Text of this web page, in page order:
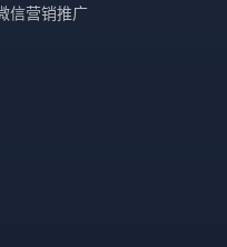
信营销推广